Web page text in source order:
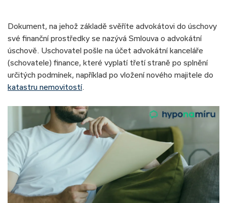
Dokument, na jehož základě svěříte advokátovi do úschovy
své finanční prostředky se nazývá Smlouva o advokátní
úschově. Uschovatel pošle na účet advokátní kanceláře
(schovatele) finance, které vyplatí třetí straně po splnění
určitých podmínek, například po vložení nového majitele do
katastru nemovitostí.